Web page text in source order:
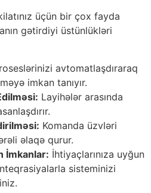
üçün bir çox fayda
gətirdiyi üstünlükləri
avtomatlaşdıraraq
imkan tanıyır.
Layihələr arasında
Komanda üzvləri
əlaqə qurur.
İmkanlar: İhtiyaçlarınıza uyğun
sisteminizi